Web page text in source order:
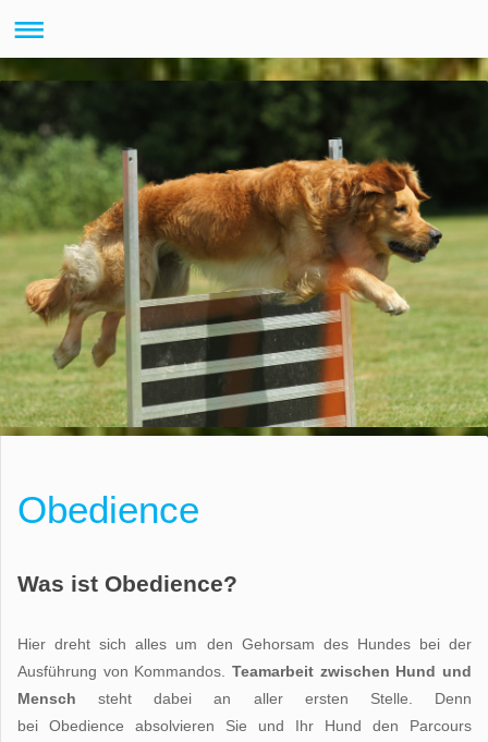
Obedience
Was ist Obedience?
Hier dreht sich alles um den Gehorsam des Hundes bei der
Ausführung von Kommandos. Teamarbeit zwischen Hund und
Mensch steht dabei an aller ersten Stelle. Denn
bei Obedience absolvieren Sie und Ihr Hund den Parcours